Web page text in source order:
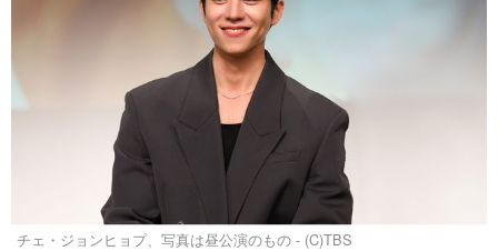
チェ・ジョンヒョプ、写真は昼公演のもの - (C)TBS